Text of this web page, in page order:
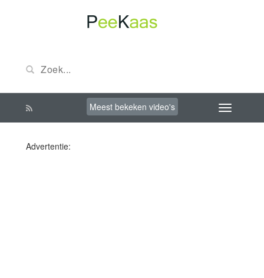
Meest bekeken video's
Advertentie: